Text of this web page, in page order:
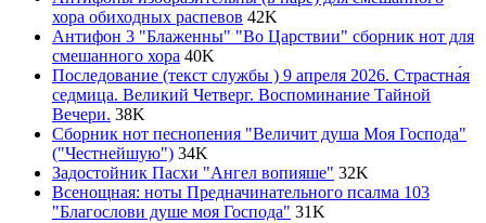
хора обиходных распевов 42K
Антифон 3 "Блаженны" "Во Царствии" сборник нот для
смешанного хора 40K
Последование (текст службы ) 9 апреля 2026. Страстна́я
седмица. Великий Четверг. Воспоминание Тайной
Вечери. 38K
Сборник нот песнопения "Величит душа Моя Господа"
("Честнейшую") 34K
Задостойник Пасхи "Ангел вопияше" 32K
Всенощная: ноты Предначинательного псалма 103
"Благослови душе моя Господа" 31K